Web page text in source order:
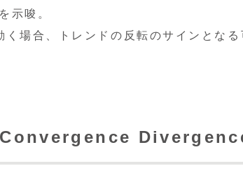
示唆。
場合、トレンドの反転のサインとなる